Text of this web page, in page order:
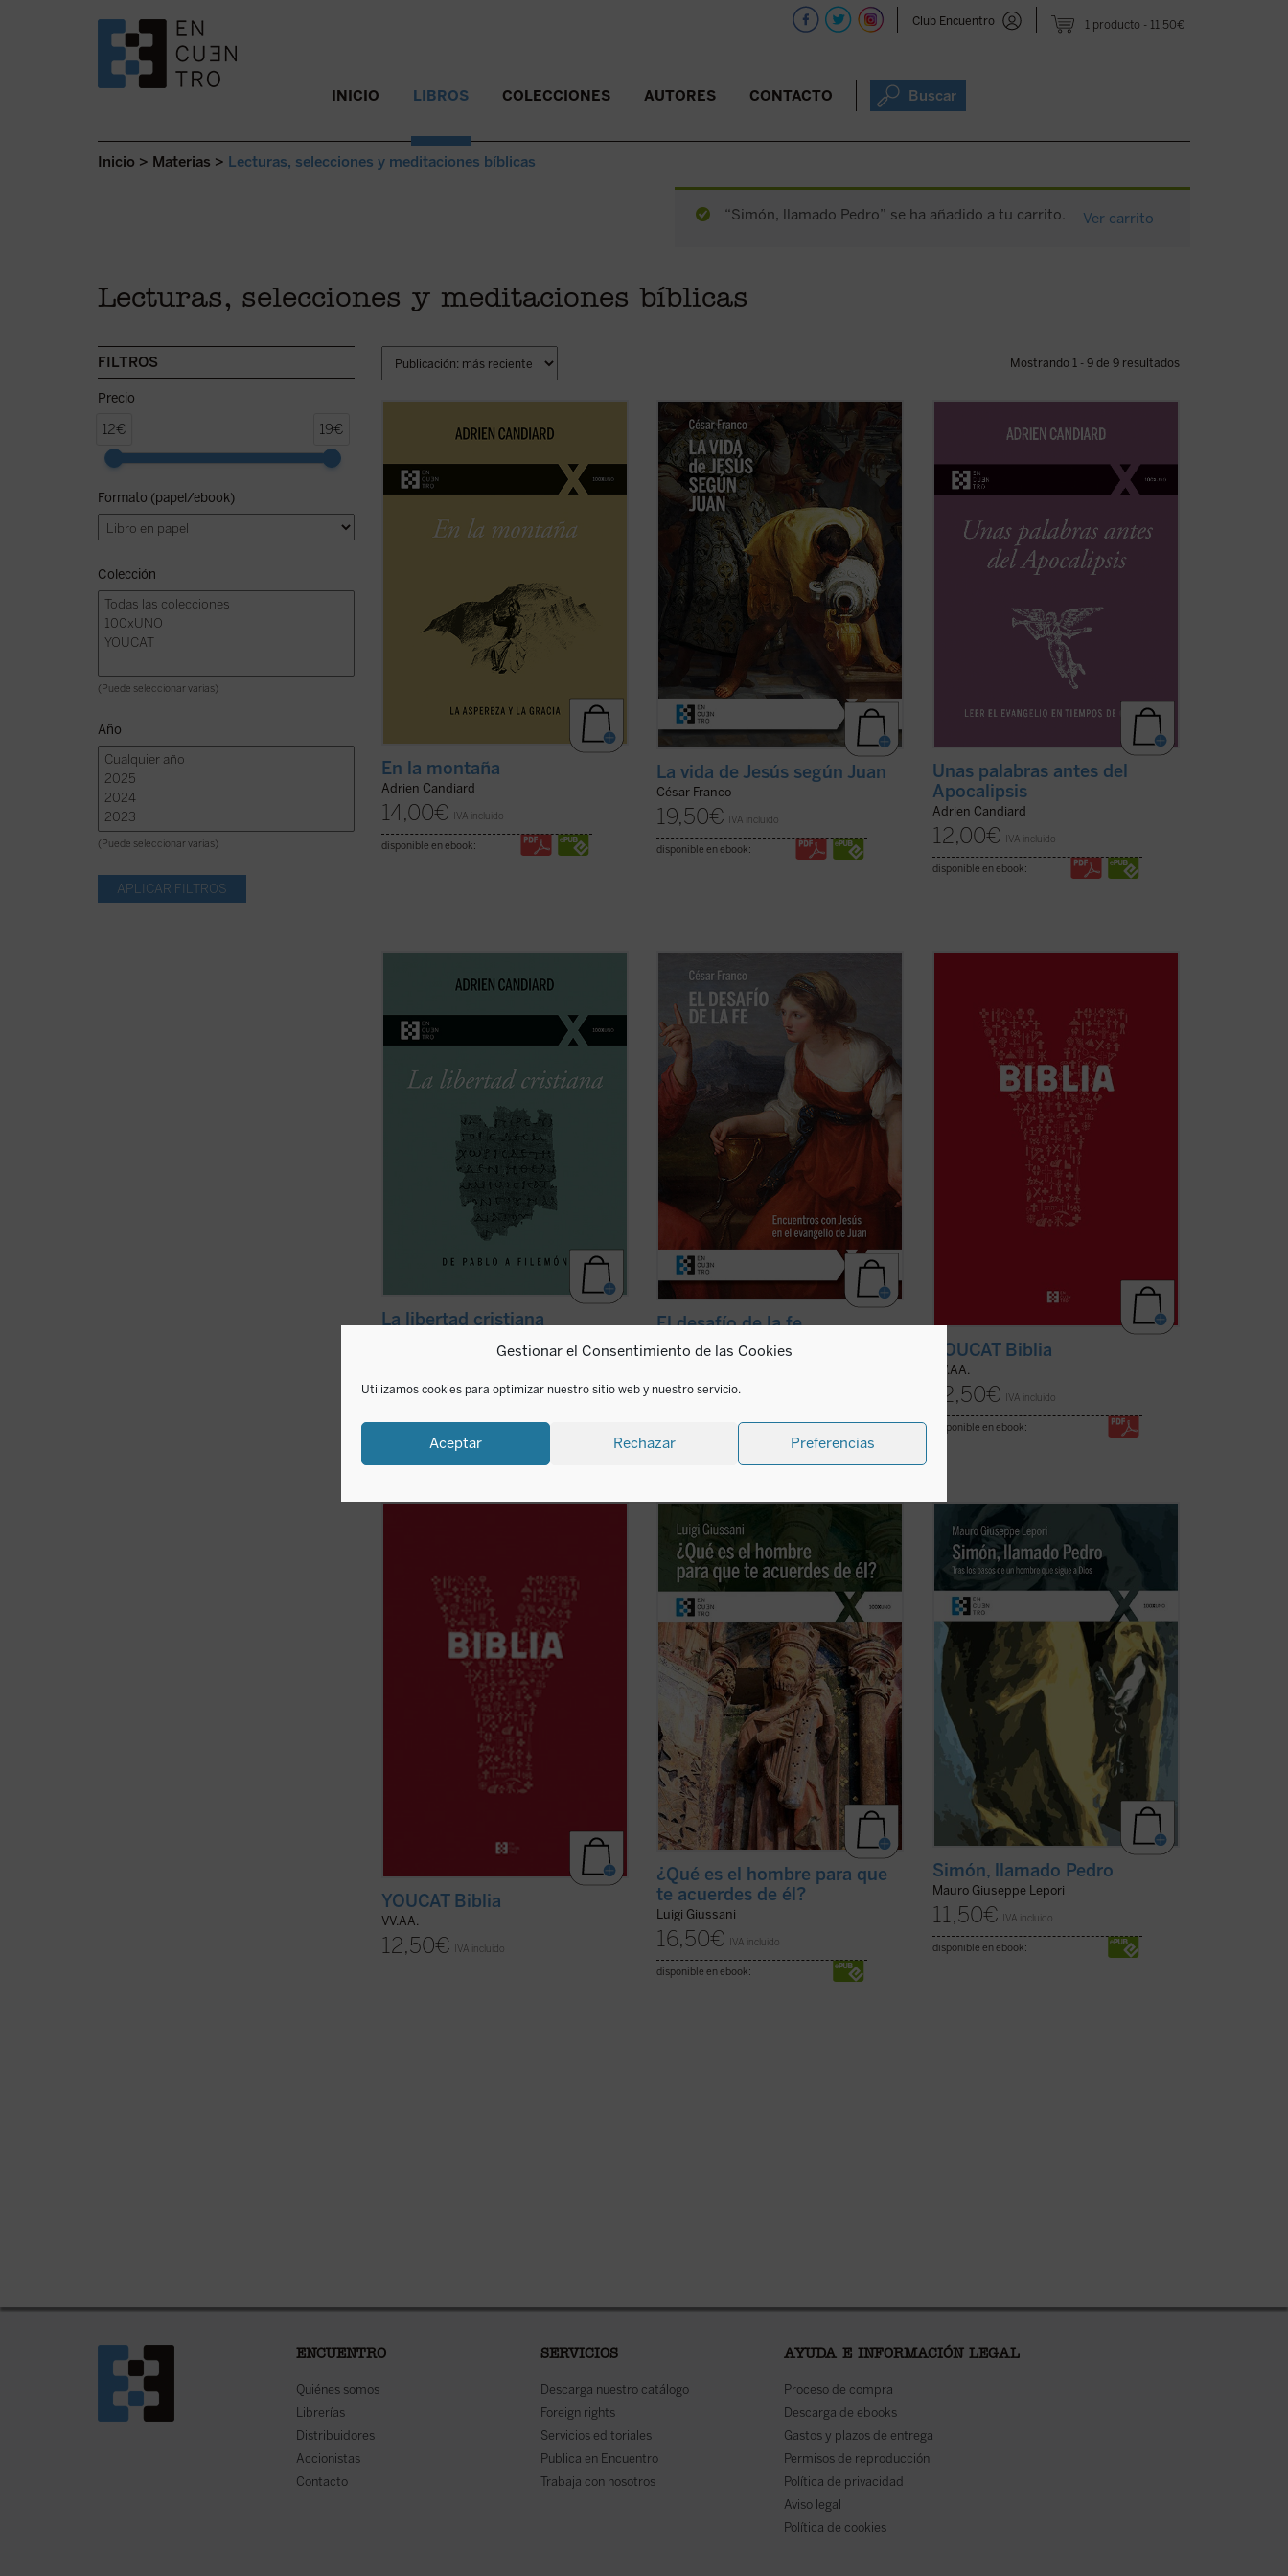
Gestionar el Consentimiento de las Cookies
Utilizamos cookies para optimizar nuestro sitio web y nuestro servicio.
Aceptar Rechazar Preferencias
1 producto 11,50€
Club Encuentro
SALTAR AL CONTENIDO. INICIO LIBROS COLECCIONES AUTORES CONTACTO Buscar
Inicio > Materias > Lecturas, selecciones y meditaciones bíblicas
“Simón, llamado Pedro” se ha añadido a tu carrito. Ver carrito
Lecturas, selecciones y meditaciones bíblicas
FILTROS
Precio
12€ 19€
Formato (papel/ebook)
Colección
(Puede seleccionar varias)
Año
(Puede seleccionar varias)
Mostrando 1 - 9 de 9 resultados
En la montaña. La aspereza y la
corazón del Sermón de la Montaña, allí
donde Jesús proclama las
Bienaventuranzas y propone exigencias
enemigos, perdonar ...(ver ficha)
En la montaña
Adrien Candiard
14,00€ IVA incluido
disponible en ebook:
Este ensayo de Mons. César Franco
ofrece con estilo diáfano y apasionado
una introducción a la vida de Jesús
narrada en el evangelio de Juan, que
permite al lector acceder al texto sin
complicaciones. Dividido en dos partes,
la primera ...(ver ficha)
La vida de Jesús según Juan
César Franco
19,50€ IVA incluido
disponible en ebook:
Como tantos occidentales nacidos en las
Adrien Candiard tenía la percepción de
vivir en un mundo firme y tranquilizador
que, de modo casi repentino, se ha
pocos ...(ver ficha)
Unas palabras antes del
Apocalipsis
Adrien Candiard
12,00€ IVA incluido
disponible en ebook:
En este pequeño ensayo, Adrien
residente en Egipto, conduce al lector al
encuentro y al conocimiento de la
libertad cristiana, un camino de alianza y
cumplimiento de ...(ver ficha)
La libertad cristiana
disponible en ebook:
Los encuentros narrados en el evangelio
de Juan, descritos y desglosados en este
libro con gran maestría, forman
pequeños dramas o historias en los que
el lector puede ver retratada su postura
personal ante Cristo y juzgar si está en el
camino ...
El desafío de la fe
César Franco
selección de textos del Antiguo y del
Nuevo Testamento con la que se
recorren los momentos más importantes
de la historia de la salvación.
YouCat Biblia ...
(ver ficha)
YOUCAT Biblia
VV.AA.
12,50€ IVA incluido
disponible en ebook:
Nuevo Testamento con la que se
recorren los momentos más importantes
de la historia de la salvación.
YouCat Biblia ...(ver ficha)
YOUCAT Biblia
VV.AA.
12,50€ IVA incluido
El presente libro recoge los comentarios
realizados por don Giussani a una
cuarentena de salmos y textos
significativos del Antiguo Testamento, al
hilo de la Liturgia. «La lectura de estos
comentarios de don Giussani a los
salmos nos introduce ...(ver ficha)
¿Qué es el hombre para que
te acuerdes de él?
Luigi Giussani
16,50€ IVA incluido
disponible en ebook:
Simón, llamado Pedro
sencilla, profunda y apasionada de la vida
de san Pedro desde que conoció a Jesús
y, dejándolo todo, lo siguió, hasta su
último encuentro con él en la orilla del
lago. El P. Lepori nos ...
(ver ficha)
Simón, llamado Pedro
Mauro Giuseppe Lepori
11,50€ IVA incluido
disponible en ebook:
ENCUENTRO
Quiénes somos
Librerías
Distribuidores
Accionistas
Contacto
SERVICIOS
Descarga nuestro catálogo
Foreign rights
Servicios editoriales
Publica en Encuentro
Trabaja con nosotros
AYUDA E INFORMACIÓN LEGAL
Proceso de compra
Descarga de ebooks
Gastos y plazos de entrega
Permisos de reproducción
Política de privacidad
Aviso legal
Política de cookies